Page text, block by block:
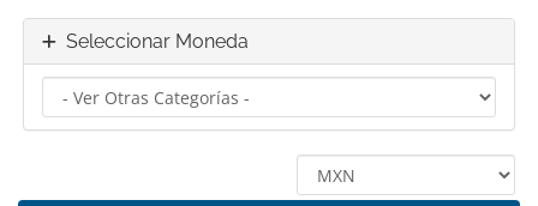
Seleccionar Moneda